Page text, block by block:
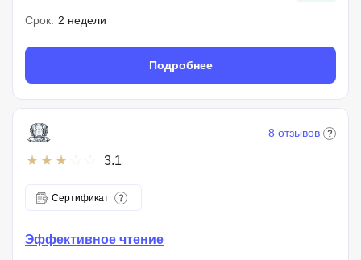
Срок: 2 недели
Подробнее
3.1
8 отзывов
Сертификат
Эффективное чтение